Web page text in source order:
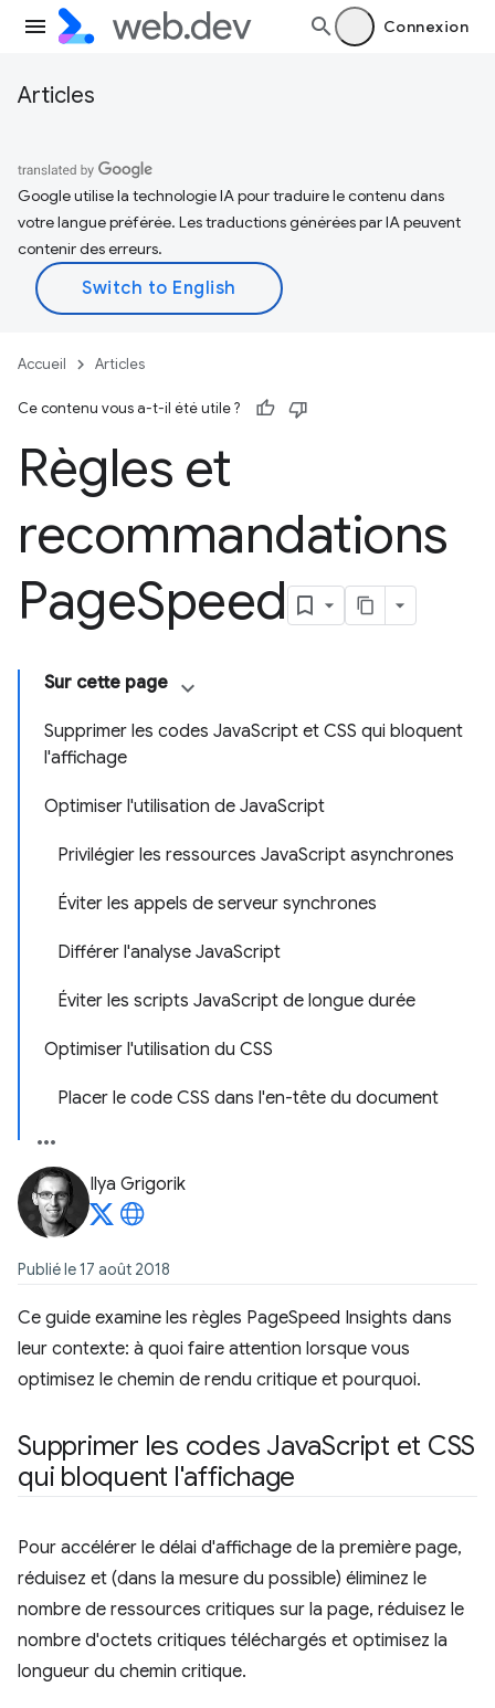
Connexion
Articles
Google utilise la technologie IA pour traduire le contenu dans
votre langue préférée. Les traductions générées par IA peuvent
contenir des erreurs.
Accueil Articles
Ce contenu vous a-t-il été utile ?
Règles et
recommandations
PageSpeed
Sur cette page
Supprimer les codes JavaScript et CSS qui bloquent
l'affichage
Optimiser l'utilisation de JavaScript
Privilégier les ressources JavaScript asynchrones
Éviter les appels de serveur synchrones
Différer l'analyse JavaScript
Éviter les scripts JavaScript de longue durée
Optimiser l'utilisation du CSS
Placer le code CSS dans l'en-tête du document
Ilya Grigorik
Publié le 17 août 2018
Ce guide examine les règles PageSpeed Insights dans
leur contexte: à quoi faire attention lorsque vous
optimisez le chemin de rendu critique et pourquoi.
Supprimer les codes JavaScript et CSS
qui bloquent l'affichage
Pour accélérer le délai d'affichage de la première page,
réduisez et (dans la mesure du possible) éliminez le
nombre de ressources critiques sur la page, réduisez le
nombre d'octets critiques téléchargés et optimisez la
longueur du chemin critique.